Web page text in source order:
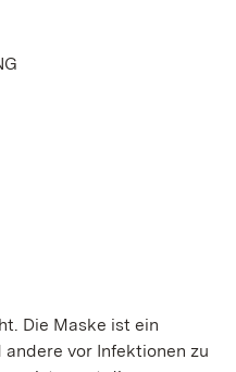
Die Maske ist ein
vor Infektionen zu